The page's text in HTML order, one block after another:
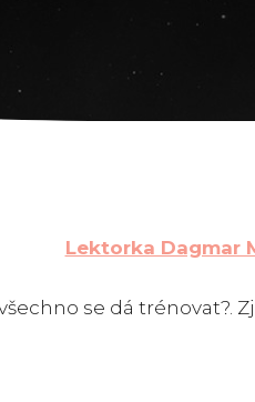
Lektorka Dagmar
se dá trénovat?.